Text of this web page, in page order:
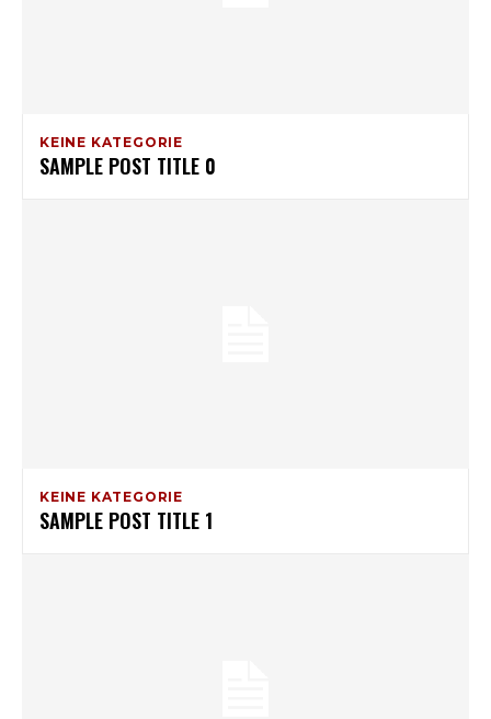
KEINE KATEGORIE
SAMPLE POST TITLE 0
KEINE KATEGORIE
SAMPLE POST TITLE 1